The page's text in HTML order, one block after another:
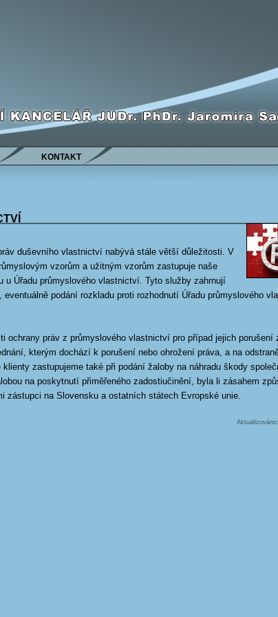
KONTAKT
duševního vlastnictví nabývá stále větší důležitosti. V
vzorům a užitným vzorům zastupuje naše
Úřadu průmyslového vlastnictví. Tyto služby zahrnují
podání rozkladu proti rozhodnutí Úřadu průmyslového
ochrany práv z průmyslového vlastnictví pro případ jejich porušení
kterým dochází k porušení nebo ohrožení práva, a na
zastupujeme také při podání žaloby na náhradu škody
na poskytnutí přiměřeného zadostiučinění, byla li zásahem
zástupci na Slovensku a ostatních státech Evropské unie.